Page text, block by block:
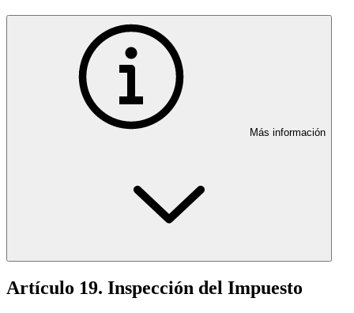
Más información
Artículo 19. Inspección del Impuesto